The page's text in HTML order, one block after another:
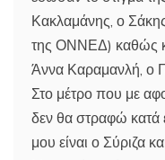
Κακλαμάνης, ο
της ΟΝΝΕΔ) καθώς
Άννα Καραμανλή, ο
Στο μέτρο που με
δεν θα στραφώ κατά
μου είναι ο Σύριζα